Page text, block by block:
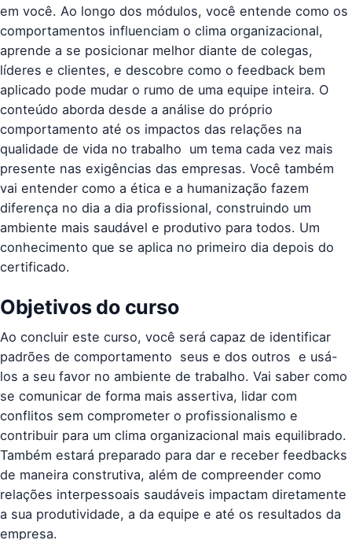
em você. Ao longo dos módulos, você entende como os
comportamentos influenciam o clima organizacional,
aprende a se posicionar melhor diante de colegas,
líderes e clientes, e descobre como o feedback bem
aplicado pode mudar o rumo de uma equipe inteira. O
conteúdo aborda desde a análise do próprio
comportamento até os impactos das relações na
qualidade de vida no trabalho  um tema cada vez mais
presente nas exigências das empresas. Você também
vai entender como a ética e a humanização fazem
diferença no dia a dia profissional, construindo um
ambiente mais saudável e produtivo para todos. Um
conhecimento que se aplica no primeiro dia depois do
certificado.
Objetivos do curso
Ao concluir este curso, você será capaz de identificar
padrões de comportamento  seus e dos outros  e usá-
los a seu favor no ambiente de trabalho. Vai saber como
se comunicar de forma mais assertiva, lidar com
conflitos sem comprometer o profissionalismo e
contribuir para um clima organizacional mais equilibrado.
Também estará preparado para dar e receber feedbacks
de maneira construtiva, além de compreender como
relações interpessoais saudáveis impactam diretamente
a sua produtividade, a da equipe e até os resultados da
empresa.